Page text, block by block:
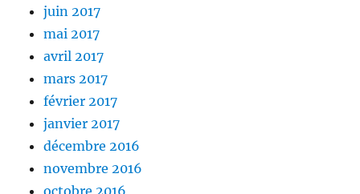
juin 2017
mai 2017
avril 2017
mars 2017
février 2017
janvier 2017
décembre 2016
novembre 2016
octobre 2016